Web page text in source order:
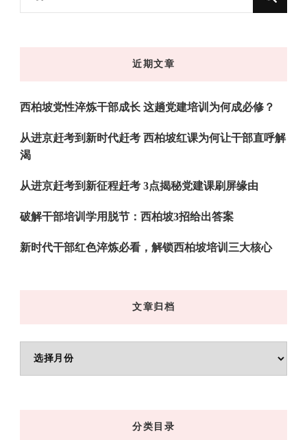
什
近期文章
西柏坡党性淬炼干部成长 这趟党建培训为何成必修？
从进京赶考到新时代赶考 西柏坡红课为何让干部直呼解
渴
从进京赶考到新征程赶考 3点揭秘党建课刷屏缘由
破解干部培训学用脱节：西柏坡3招给出答案
新时代干部红色淬炼必看，解锁西柏坡培训三大核心
文章归档
章
分类目录